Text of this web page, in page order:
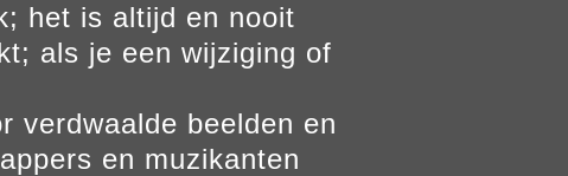
het is altijd en nooit
als je een wijziging of
verdwaalde beelden en
en muzikanten